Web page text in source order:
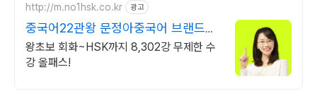
http://m.no1hsk.co.kr 광고
중국어22관왕 문정아중국어 브랜드파
워 3년연속 대상수상
왕초보 회화~HSK까지 8,302강 무제한 수
강 올패스!